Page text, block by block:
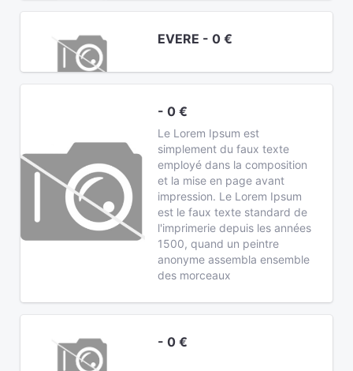
EVERE - 0 €
- 0 €
Le Lorem Ipsum est
simplement du faux texte
employé dans la composition
et la mise en page avant
impression. Le Lorem Ipsum
est le faux texte standard de
l'imprimerie depuis les années
1500, quand un peintre
anonyme assembla ensemble
des morceaux
- 0 €